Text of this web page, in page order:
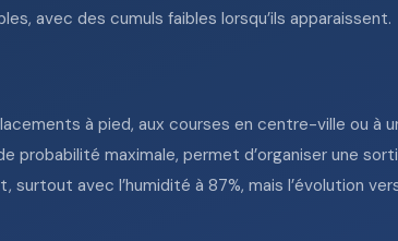
avec des cumuls faibles lorsqu’ils apparaissent.
à pied, aux courses en centre-ville ou à
probabilité maximale, permet d’organiser une
avec l’humidité à 87%, mais l’évolution